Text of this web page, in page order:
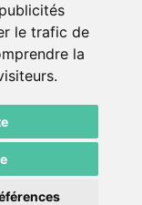
le trafic de
la